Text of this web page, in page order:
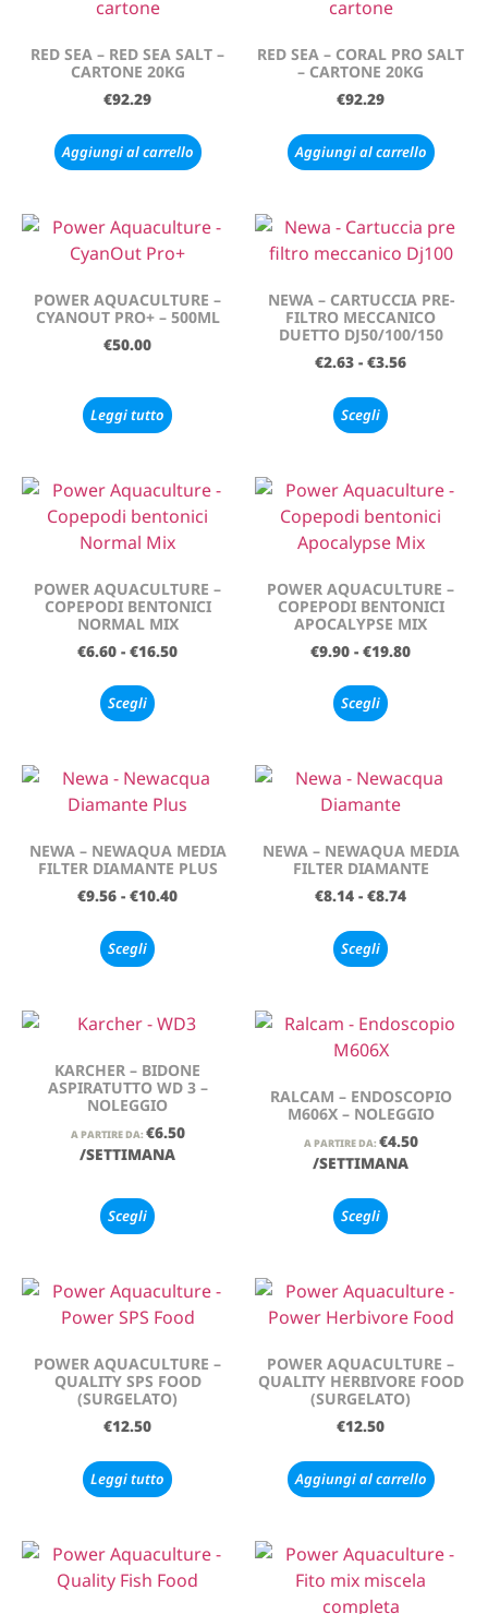
RED SEA – RED SEA SALT –
CARTONE 20KG
€92.29
Aggiungi al carrello
RED SEA – CORAL PRO SALT
– CARTONE 20KG
€92.29
Aggiungi al carrello
POWER AQUACULTURE –
CYANOUT PRO+ – 500ML
€50.00
Leggi tutto
NEWA – CARTUCCIA PRE-
FILTRO MECCANICO
DUETTO DJ50/100/150
€2.63 - €3.56
Scegli
POWER AQUACULTURE –
COPEPODI BENTONICI
NORMAL MIX
€6.60 - €16.50
Scegli
POWER AQUACULTURE –
COPEPODI BENTONICI
APOCALYPSE MIX
€9.90 - €19.80
Scegli
NEWA – NEWAQUA MEDIA
FILTER DIAMANTE PLUS
€9.56 - €10.40
Scegli
NEWA – NEWAQUA MEDIA
FILTER DIAMANTE
€8.14 - €8.74
Scegli
KARCHER – BIDONE
ASPIRATUTTO WD 3 –
NOLEGGIO
A PARTIRE DA: €6.50
/SETTIMANA
Scegli
RALCAM – ENDOSCOPIO
M606X – NOLEGGIO
A PARTIRE DA: €4.50
/SETTIMANA
Scegli
POWER AQUACULTURE –
QUALITY SPS FOOD
(SURGELATO)
€12.50
Leggi tutto
POWER AQUACULTURE –
QUALITY HERBIVORE FOOD
(SURGELATO)
€12.50
Aggiungi al carrello